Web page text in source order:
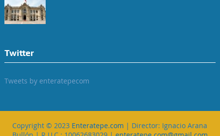
Twitter
Tweets by enteratepecom
Copyright © 2023 Enteratepe.com | Director: Ignacio Arana